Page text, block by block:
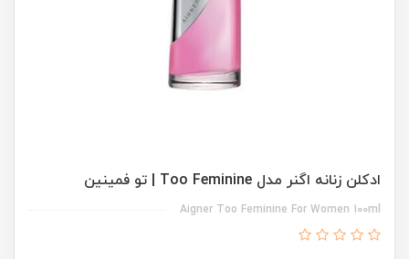
ادکلن زنانه اگنر مدل Too Feminine | تو فمینین
Aigner Too Feminine For Women 100ml